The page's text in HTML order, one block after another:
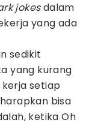
jokesdalam
yang ada
sedikit
yang kurang
setiap
bisa
ketika Oh